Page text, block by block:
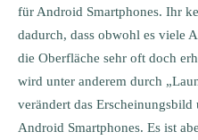
für Android Smartphones. Ihr
dadurch, dass obwohl es viele
die Oberfläche sehr oft doch
wird unter anderem durch
verändert das
Android Smartphones. Es ist